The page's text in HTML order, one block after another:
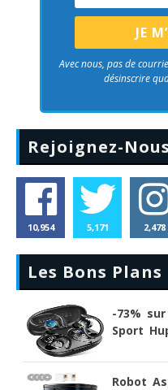
Avec nous, pas de
désinscrire
Rejoignez-Nous
10,954 5,171 2,478
Les Bons Plans
-73%
Sport
Robot